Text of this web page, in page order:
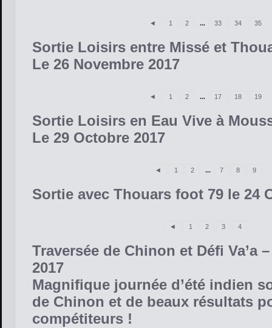
◄ 1 2 ... 33 34 35
Sortie Loisirs entre Missé et
Le 26 Novembre 2017
◄ 1 2 ... 17 18 19
Sortie Loisirs en Eau Vive à
Le 29 Octobre 2017
◄ 1 2 ... 7 8 9
Sortie avec Thouars foot 79 le 24
◄ 1 2 3 4
Traversée de Chinon et Défi Va’a
2017
Magnifique journée d’été indien
de Chinon et de beaux résultats
compétiteurs !